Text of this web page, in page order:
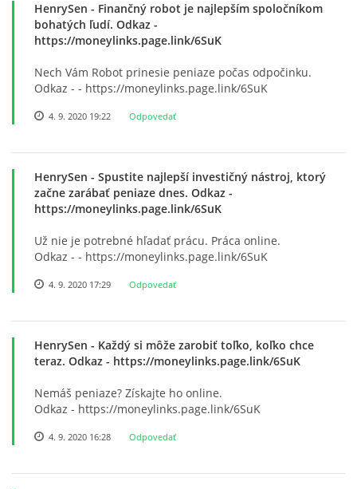
HenrySen - Finančný robot je najlepším spoločníkom
bohatých ľudí. Odkaz -
https://moneylinks.page.link/6SuK
Nech Vám Robot prinesie peniaze počas odpočinku.
Odkaz - - https://moneylinks.page.link/6SuK
4. 9. 2020 19:22 Odpovedať
HenrySen - Spustite najlepší investičný nástroj, ktorý
začne zarábať peniaze dnes. Odkaz -
https://moneylinks.page.link/6SuK
Už nie je potrebné hľadať prácu. Práca online.
Odkaz - - https://moneylinks.page.link/6SuK
4. 9. 2020 17:29 Odpovedať
HenrySen - Každý si môže zarobiť toľko, koľko chce
teraz. Odkaz - https://moneylinks.page.link/6SuK
Nemáš peniaze? Získajte ho online.
Odkaz - https://moneylinks.page.link/6SuK
4. 9. 2020 16:28 Odpovedať